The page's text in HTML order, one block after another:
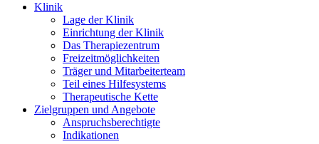
Klinik
Lage der Klinik
Einrichtung der Klinik
Das Therapiezentrum
Freizeitmöglichkeiten
Träger und Mitarbeiterteam
Teil eines Hilfesystems
Therapeutische Kette
Zielgruppen und Angebote
Anspruchsberechtigte
Indikationen